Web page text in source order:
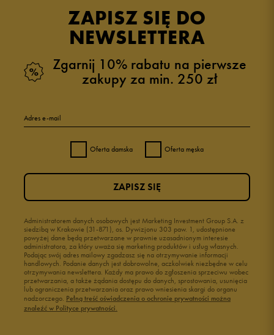
ZAPISZ SIĘ DO
NEWSLETTERA
Zgarnij 10% rabatu na pierwsze
zakupy za min. 250 zł
Adres e-mail
Oferta damska Oferta męska
Administratorem danych osobowych jest Marketing Investment Group S.A. z
siedzibą w Krakowie (31-871), os. Dywizjonu 303 paw. 1, udostępnione
powyżej dane będą przetwarzane w prawnie uzasadnionym interesie
administratora, za który uważa się marketing produktów i usług własnych.
Podając swój adres mailowy zgadzasz się na otrzymywanie informacji
handlowych. Podanie danych jest dobrowolne, aczkolwiek niezbędne w celu
otrzymywania newslettera. Każdy ma prawo do zgłoszenia sprzeciwu wobec
przetwarzania, a także żądania dostępu do danych, sprostowania, usunięcia
lub ograniczenia przetwarzania oraz prawo wniesienia skargi do organu
nadzorczego. Pełną treść oświadczenia o ochronie prywatności można
znaleźć w Polityce prywatności.
ZAPISZ SIĘ